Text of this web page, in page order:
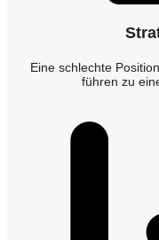
Eine schlechte
führen zu